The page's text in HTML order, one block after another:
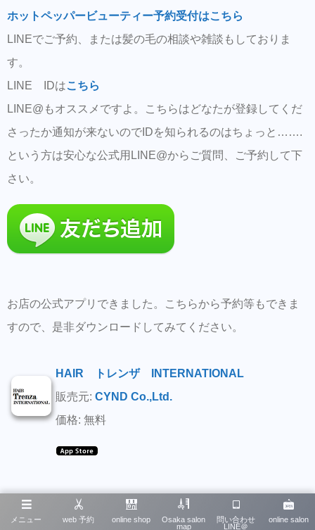
ホットペッパービューティー予約受付はこちら
LINEでご予約、または髪の毛の相談や雑談もしておりま
す。
LINE IDはこちら
LINE@もオススメですよ。こちらはどなたが登録してくだ
さったか通知が来ないのでIDを知られるのはちょっと…….
という方は安心な公式用LINE@からご質問、ご予約して下
さい。
お店の公式アプリできました。こちらから予約等もできま
すので、是非ダウンロードしてみてください。
HAIR トレンザ INTERNATIONAL
販売元: CYND Co.,Ltd.
価格: 無料
generated by PressSyncon 2015年3月28日
メニュー web 予約 online shop
Osaka salon
map
問い合わせ
LINE＠
online salon